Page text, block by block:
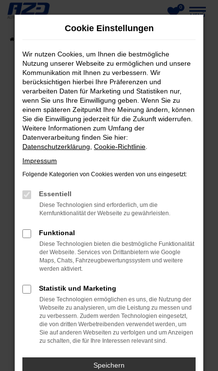
Zum
springen
0
MENÜ
FEHLER: NETWORK ERROR
Beim Laden ist ein Fehler aufgetreten.
Hier sind ein paar Tipps, die dir helfen können:
Überprüfe deine Firewall und deine
Internetverbindung.
Laden andere Webseiten, zum Beispiel deine
Suchmaschine?
Manche Erweiterungen, wie Werbeblocker,
können das Laden bestimmter Seiten
verhindern. Funktioniert die Seite in einem
anderen Browser oder in einem privaten
Fenster?
Starte dein Gerät neu.
Das kann manchmal helfen, vorübergehende
Stelle sicher, dass dein Browser und dein
Betriebssystem auf dem neuesten Stand
sind.
Veraltete Software birgt nicht nur ein
Sicherheitsrisiko, sondern kann auch dazu
führen, dass bestimmte Funktionen nicht mehr
Wende dich an den Webseitenbetreiber.
Cookie Einstellungen
Wir nutzen Cookies, um Ihnen die bestmögliche
Nutzung unserer Webseite zu ermöglichen und unsere
Kommunikation mit Ihnen zu verbessern. Wir
berücksichtigen hierbei Ihre Präferenzen und
verarbeiten Daten für Marketing und Statistiken nur,
wenn Sie uns Ihre Einwilligung geben. Wenn Sie zu
einem späteren Zeitpunkt Ihre Meinung ändern, können
Sie die Einwilligung jederzeit für die Zukunft widerrufen.
Weitere Informationen zum Umfang der
Datenverarbeitung finden Sie hier:
Datenschutzerklärung Cookie-Richtlinie
Impressum
Folgende Kategorien von Cookies werden von uns eingesetzt:
Essentiell
Diese Technologien sind erforderlich, um die
Kernfunktionalität der Webseite zu gewährleisten.
Funktional
Diese Technologien bieten die bestmögliche Funktionalität
der Webseite. Services von Drittanbietern wie Google
Maps, Chats, Fahrzeugbewertungssystem und weitere
werden aktiviert.
Statistik und Marketing
Diese Technologien ermöglichen es uns, die Nutzung der
Webseite zu analysieren, um die Leistung zu messen und
zu verbessern. Zudem werden Technologien eingesetzt,
die von dritten Werbetreibenden verwendet werden, um
Sie auf anderen Webseiten zu verfolgen und um Anzeigen
zu schalten, die für Ihre Interessen relevant sind.
Speichern